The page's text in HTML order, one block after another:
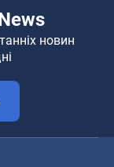
новин